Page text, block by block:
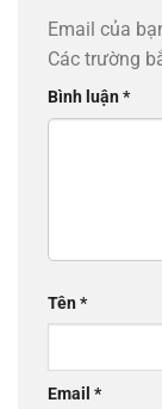
Email của
Các trường
Bình luận*
Tên*
Email *